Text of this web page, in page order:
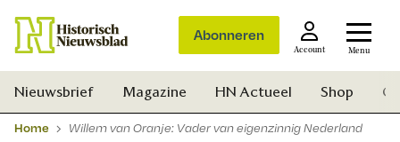
Abonneren
Account Menu
Nieuwsbrief Magazine HN Actueel Shop
Home Willem van Oranje: Vader van eigenzinnig Nederland